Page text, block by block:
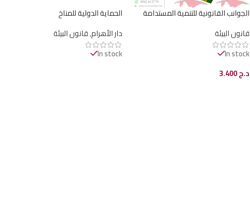
الجوانب القانونية للتنمية المستدامة
قانون البيئة
In stock
د.ج3.400
الحماية الدولية للمناخ
دار الأهرام,قانون البيئة
In stock